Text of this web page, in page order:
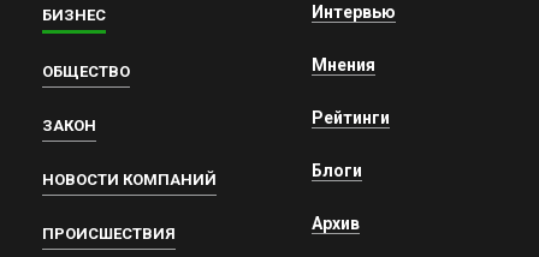
БИЗНЕС
ОБЩЕСТВО
ЗАКОН
НОВОСТИ КОМПАНИЙ
ПРОИСШЕСТВИЯ
Интервью
Мнения
Рейтинги
Блоги
Архив